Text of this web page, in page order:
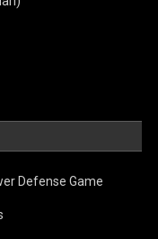
Defense Game